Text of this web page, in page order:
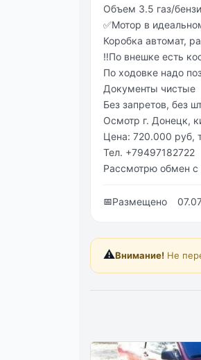
Объем 3.5 газ/
✅Мотор в
Коробка автомат,
‼️По внешке есть
По ходовке надо
Документы чистые
Без запретов, без
Осмотр г. Донецк,
Цена: 720.000 руб,
Тел. +79497182722
Рассмотрю обмен с
📅Размещено
⚠️Внимание! Не